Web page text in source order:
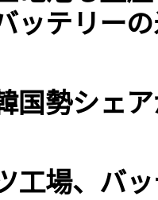
ッテリー
国勢シェ
工場、バ